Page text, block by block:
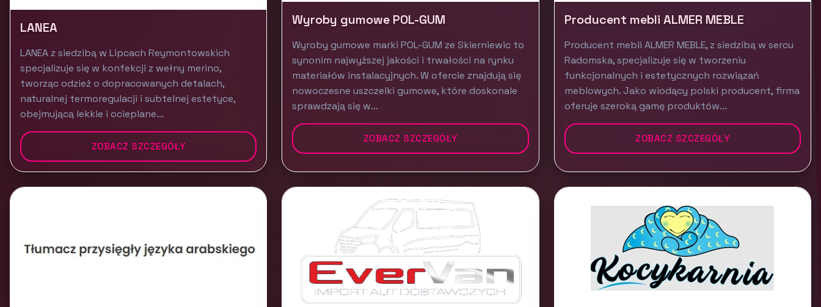
LANEA
LANEA z siedzibą w Lipcach Reymontowskich
specjalizuje się w konfekcji z wełny merino,
tworząc odzież o dopracowanych detalach,
naturalnej termoregulacji i subtelnej estetyce,
obejmującą lekkie i ocieplane...
ZOBACZ SZCZEGÓŁY
Wyroby gumowe POL-GUM
Wyroby gumowe marki POL-GUM ze Skierniewic to
synonim najwyższej jakości i trwałości na rynku
materiałów instalacyjnych. W ofercie znajdują się
nowoczesne uszczelki gumowe, które doskonale
sprawdzają się w...
ZOBACZ SZCZEGÓŁY
Producent mebli ALMER MEBLE
Producent mebli ALMER MEBLE, z siedzibą w sercu
Radomska, specjalizuje się w tworzeniu
funkcjonalnych i estetycznych rozwiązań
meblowych. Jako wiodący polski producent, firma
oferuje szeroką gamę produktów...
ZOBACZ SZCZEGÓŁY